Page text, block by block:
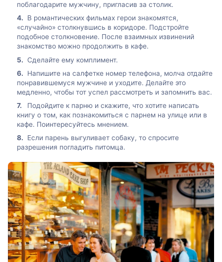
поблагодарите мужчину, пригласив за столик.
В романтических фильмах герои знакомятся,
«случайно» столкнувшись в коридоре. Подстройте
подобное столкновение. После взаимных извинений
знакомство можно продолжить в кафе.
Сделайте ему комплимент.
Напишите на салфетке номер телефона, молча отдайте
понравившемуся мужчине и уходите. Делайте это
медленно, чтобы тот успел рассмотреть и запомнить вас.
Подойдите к парню и скажите, что хотите написать
книгу о том, как познакомиться с парнем на улице или в
кафе. Поинтересуйтесь мнением.
Если парень выгуливает собаку, то спросите
разрешения погладить питомца.